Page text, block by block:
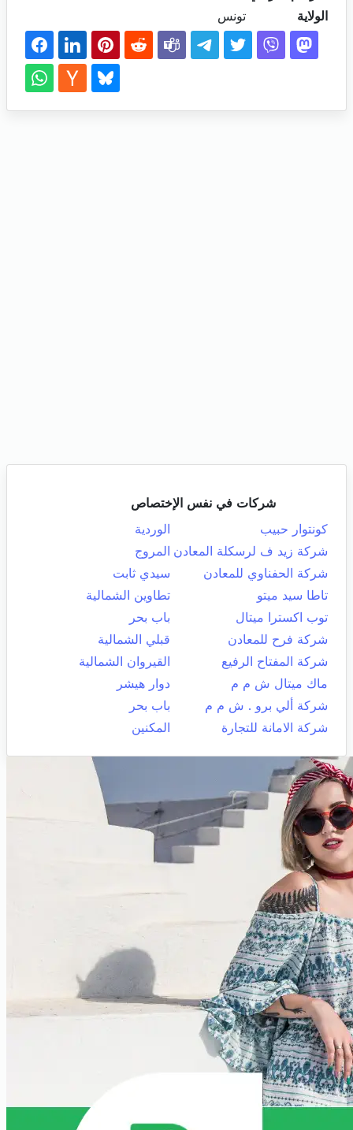
الولاية
تونس
شركات في نفس الإختصاص
كونتوار حبيب
الوردية
شركة زيد ف لرسكلة المعادن المروج
شركة الحفناوي للمعادن
سيدي ثابت
تاطا سيد ميتو
تطاوين الشمالية
توب اكسترا ميتال
باب بحر
شركة فرح للمعادن
قبلي الشمالية
شركة المفتاح الرفيع
القيروان الشمالية
ماك ميتال ش م م
دوار هيشر
شركة ألي برو . ش م م
باب بحر
شركة الامانة للتجارة
المكنين